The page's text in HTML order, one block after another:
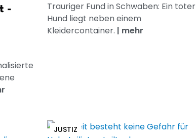
-
Trauriger Fund in Schwaben: Ein toter
Hund liegt neben einem
Kleidercontainer. | mehr
JUSTIZ